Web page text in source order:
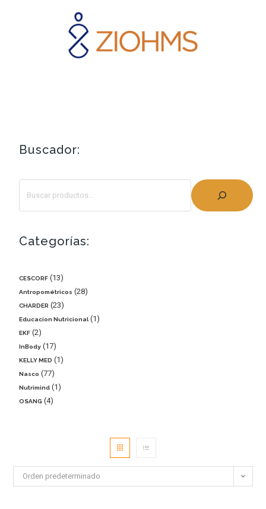
Buscador:
Categorías:
CESCORF 13
Antropométricos 28
CHARDER 23
Educacion Nutricional 1
EKF 2
InBody 17
KELLY MED 1
Nasco 77
Nutrimind 1
OSANG 4
Orden predeterminado